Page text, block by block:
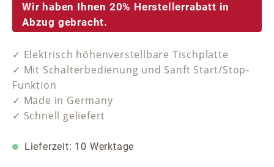
Wir haben Ihnen 20% Herstellerrabatt in
Abzug gebracht.
✓ Elektrisch höhenverstellbare Tischplatte
✓ Mit Schalterbedienung und Sanft Start/Stop-
Funktion
✓ Made in Germany
✓ Schnell geliefert
Lieferzeit: 10 Werktage